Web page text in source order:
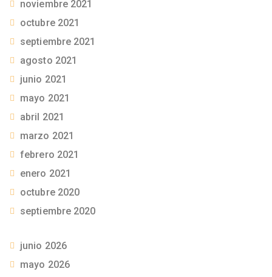
noviembre 2021
octubre 2021
septiembre 2021
agosto 2021
junio 2021
mayo 2021
abril 2021
marzo 2021
febrero 2021
enero 2021
octubre 2020
septiembre 2020
junio 2026
mayo 2026